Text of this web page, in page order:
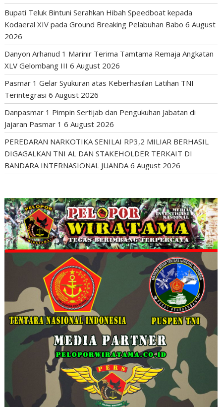
Bupati Teluk Bintuni Serahkan Hibah Speedboat kepada
Kodaeral XIV pada Ground Breaking Pelabuhan Babo 6 August
2026
Danyon Arhanud 1 Marinir Terima Tamtama Remaja Angkatan
XLV Gelombang III 6 August 2026
Pasmar 1 Gelar Syukuran atas Keberhasilan Latihan TNI
Terintegrasi 6 August 2026
Danpasmar 1 Pimpin Sertijab dan Pengukuhan Jabatan di
Jajaran Pasmar 1 6 August 2026
PEREDARAN NARKOTIKA SENILAI RP3,2 MILIAR BERHASIL
DIGAGALKAN TNI AL DAN STAKEHOLDER TERKAIT DI
BANDARA INTERNASIONAL JUANDA 6 August 2026